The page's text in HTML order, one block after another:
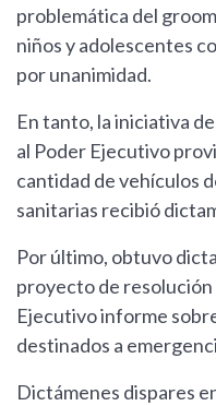
problemática del
niños y adolescentes
por unanimidad.
En tanto, la iniciativa
al Poder Ejecutivo
cantidad de vehículos
sanitarias recibió
Por último, obtuvo
proyecto de
Ejecutivo informe
destinados a
Dictámenes dispares